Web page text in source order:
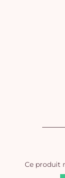
Ce produit